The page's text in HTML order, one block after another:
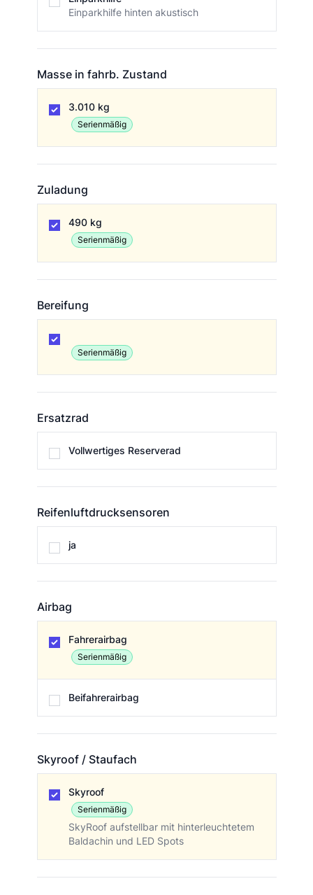
Einparkhilfe hinten akustisch
Masse in fahrb. Zustand
3.010 kg
Serienmäßig
Zuladung
490 kg
Serienmäßig
Bereifung
Serienmäßig
Ersatzrad
Vollwertiges Reserverad
Reifenluftdrucksensoren
ja
Airbag
Fahrerairbag
Serienmäßig
Beifahrerairbag
Skyroof / Staufach
Skyroof
Serienmäßig
SkyRoof aufstellbar mit hinterleuchtetem
Baldachin und LED Spots